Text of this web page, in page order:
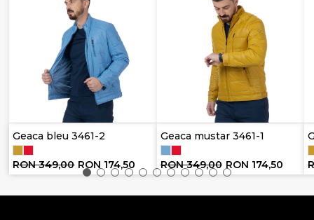
Geaca bleu 3461-2
RON 349,00 RON 174,50
Geaca mustar 3461-1
RON 349,00 RON 174,50